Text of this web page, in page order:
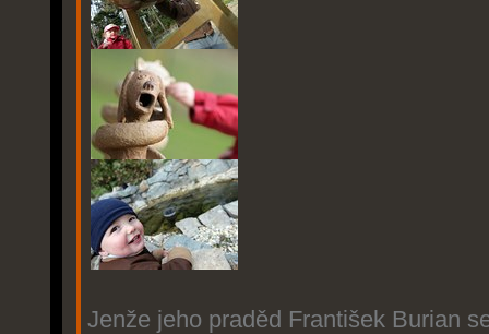
Jenže jeho praděd František Burian